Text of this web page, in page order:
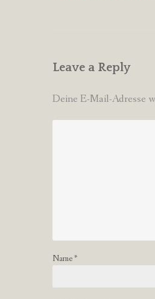
Leave a Reply
Deine E-Mail-Adresse
Name*